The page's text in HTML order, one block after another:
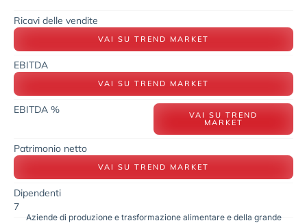
Ricavi delle vendite
VAI SU TREND MARKET
EBITDA
VAI SU TREND MARKET
EBITDA % VAI SU TREND
MARKET
Patrimonio netto
VAI SU TREND MARKET
Dipendenti
7
Aziende di produzione e trasformazione alimentare e della grande